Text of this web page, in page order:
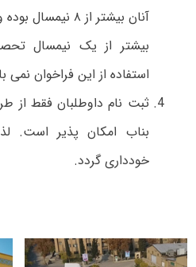
آنان بیشتر از ۸
بیشتر از یک نیمسال
استفاده از این فراخوان نمی
ثبت نام داوطلبان فقط از
بناب امکان پذیر است.
خودداری گردد.